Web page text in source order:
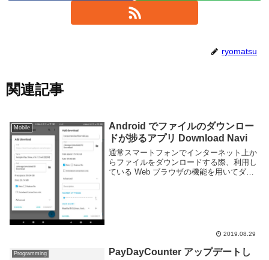
ryomatsu
関連記事
Mobile
Android でファイルのダウンロー
ドが捗るアプリ Download Navi
通常スマートフォンでインターネット上か
らファイルをダウンロードする際、利用し
ている Web ブラウザの機能を用いてダウ
2019.08.29
Programming
PayDayCounter アップデートし